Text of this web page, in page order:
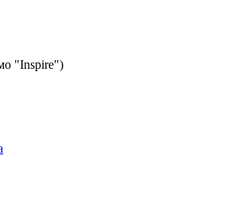
"Inspire")